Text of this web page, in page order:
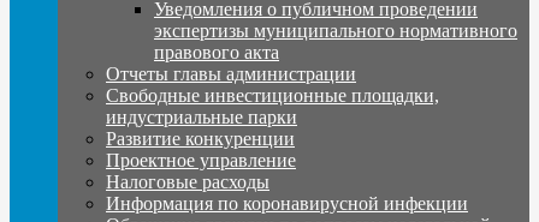
Уведомления о публичном проведении
экспертизы муниципального нормативного
правового акта
Отчеты главы администрации
Свободные инвестиционные площадки,
индустриальные парки
Развитие конкуренции
Проектное управление
Налоговые расходы
Информация по коронавирусной инфекции